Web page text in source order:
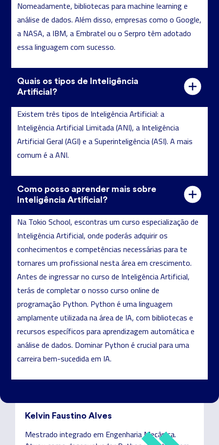
Kelvin Faustino Alves
Mestrado integrado em Engenharia Mecânica.
Nomeadamente, bibliotecas para machine learning e
análise de dados. Além disso, empresas como o Google,
a NASA, a IBM, a Embratel ou o Serpro têm adotado
essa linguagem com sucesso.
Quais os tipos de Inteligência
Artificial?
Existem três tipos de Inteligência Artificial: a
Inteligência Artificial Limitada (ANI), a Inteligência
Artificial Geral (AGI) e a Superinteligência (ASI). A mais
comum é a ANI.
Como posso aprender mais sobre
Inteligência Artificial?
Na Tokio School, escontras um curso especialização de
Inteligência Artificial, onde poderás adquirir os
conhecimentos e competências necessárias para te
tornares um profissional nesta área em crescimento.
Antes de ingressar no curso de Inteligência Artificial,
terás de completar o nosso curso online de
programação Python. Python é uma linguagem
amplamente utilizada na área de IA, com bibliotecas e
recursos específicos para aprendizagem automática e
análise de dados. Dominar Python é crucial para uma
carreira bem-sucedida em IA.